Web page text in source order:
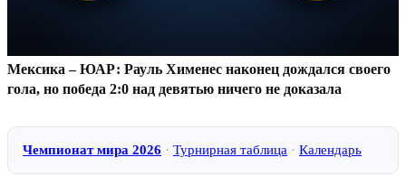
Мексика – ЮАР: Рауль Хименес наконец дождался своего
гола, но победа 2:0 над девятью ничего не доказала
Чемпионат мира 2026 · Турнирная таблица · Календарь